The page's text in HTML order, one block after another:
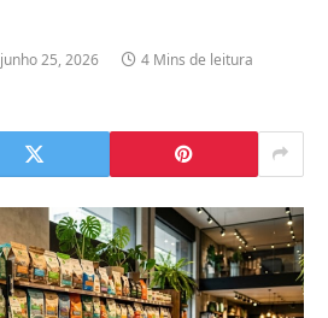
junho 25, 2026 4 Mins de leitura